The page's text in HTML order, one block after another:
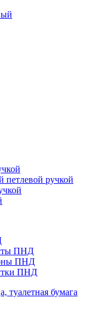
петлевой ручкой
ПНД
ПНД
ПНД
туалетная бумага